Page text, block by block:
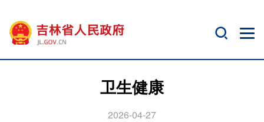
卫生健康
2026-04-27